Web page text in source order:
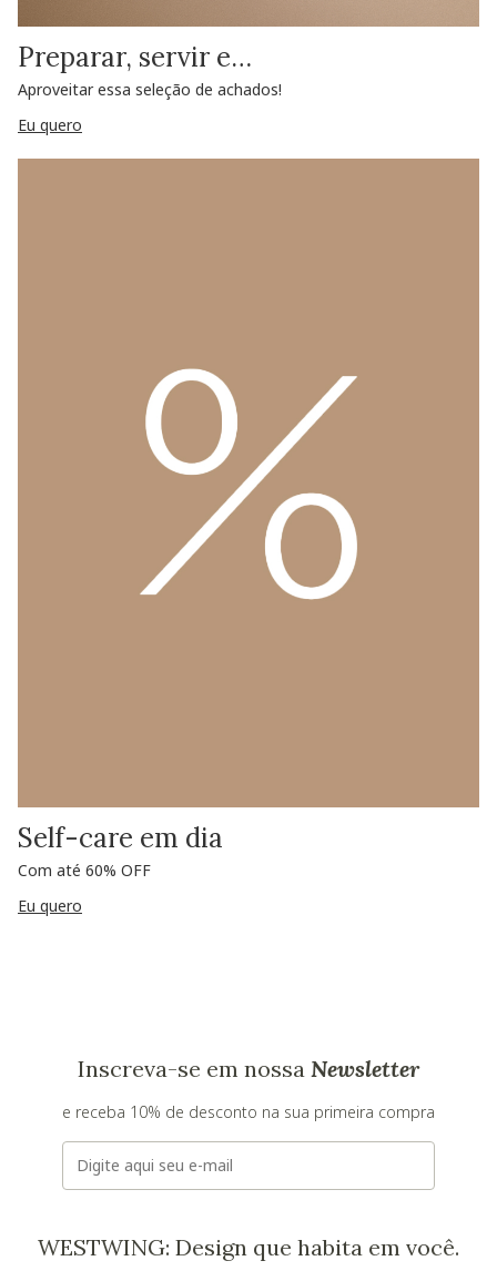
Preparar, servir e…
Aproveitar essa seleção de achados!
Eu quero
Self-care em dia
Com até 60% OFF
Eu quero
Inscreva-se em nossa Newsletter
e receba 10% de desconto na sua primeira compra
E-mail
WESTWING: Design que habita em você.